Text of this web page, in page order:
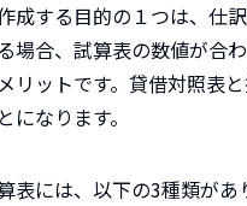
成する目的の１つは、仕
場合、試算表の数値が合
リットです。貸借対照表
になります。
表には、以下の3種類が